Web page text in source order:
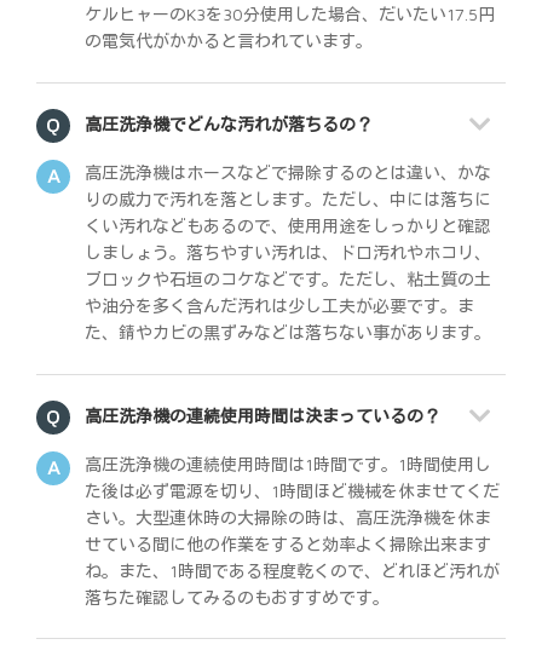
ケルヒャーのK3を30分使用した場合、だいたい17.5円
の電気代がかかると言われています。
高圧洗浄機でどんな汚れが落ちるの？
高圧洗浄機はホースなどで掃除するのとは違い、かな
りの威力で汚れを落とします。ただし、中には落ちに
くい汚れなどもあるので、使用用途をしっかりと確認
しましょう。落ちやすい汚れは、ドロ汚れやホコリ、
ブロックや石垣のコケなどです。ただし、粘土質の土
や油分を多く含んだ汚れは少し工夫が必要です。ま
た、錆やカビの黒ずみなどは落ちない事があります。
高圧洗浄機の連続使用時間は決まっているの？
高圧洗浄機の連続使用時間は1時間です。1時間使用し
た後は必ず電源を切り、1時間ほど機械を休ませてくだ
さい。大型連休時の大掃除の時は、高圧洗浄機を休ま
せている間に他の作業をすると効率よく掃除出来ます
ね。また、1時間である程度乾くので、どれほど汚れが
落ちた確認してみるのもおすすめです。